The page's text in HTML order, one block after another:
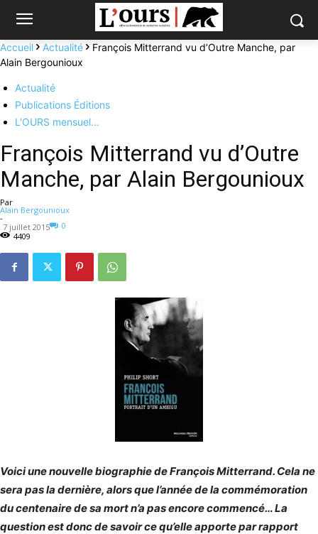
Accueil Actualité
François Mitterrand vu d’Outre Manche, par
Alain Bergounioux
Actualité
Publications Éditions
L'OURS mensuel…
François Mitterrand vu d’Outre
Manche, par Alain Bergounioux
Par
Alain Bergounioux
-
7 juillet 2015
0
4409
Voici une nouvelle biographie de François Mitterrand. Cela ne
sera pas la dernière, alors que l’année de la commémoration
du centenaire de sa mort n’a pas encore commencé… La
question est donc de savoir ce qu’elle apporte par rapport